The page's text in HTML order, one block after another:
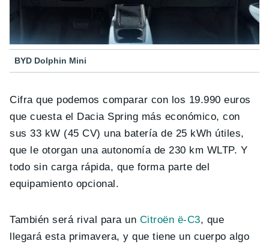
BYD Dolphin Mini
Cifra que podemos comparar con los 19.990 euros
que cuesta el Dacia Spring más económico, con
sus 33 kW (45 CV) una batería de 25 kWh útiles,
que le otorgan una autonomía de 230 km WLTP. Y
todo sin carga rápida, que forma parte del
equipamiento opcional.
También será rival para un Citroën ë-C3, que
llegará esta primavera, y que tiene un cuerpo algo